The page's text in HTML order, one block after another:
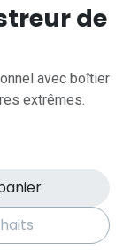
de
avec boîtier
extrêmes.